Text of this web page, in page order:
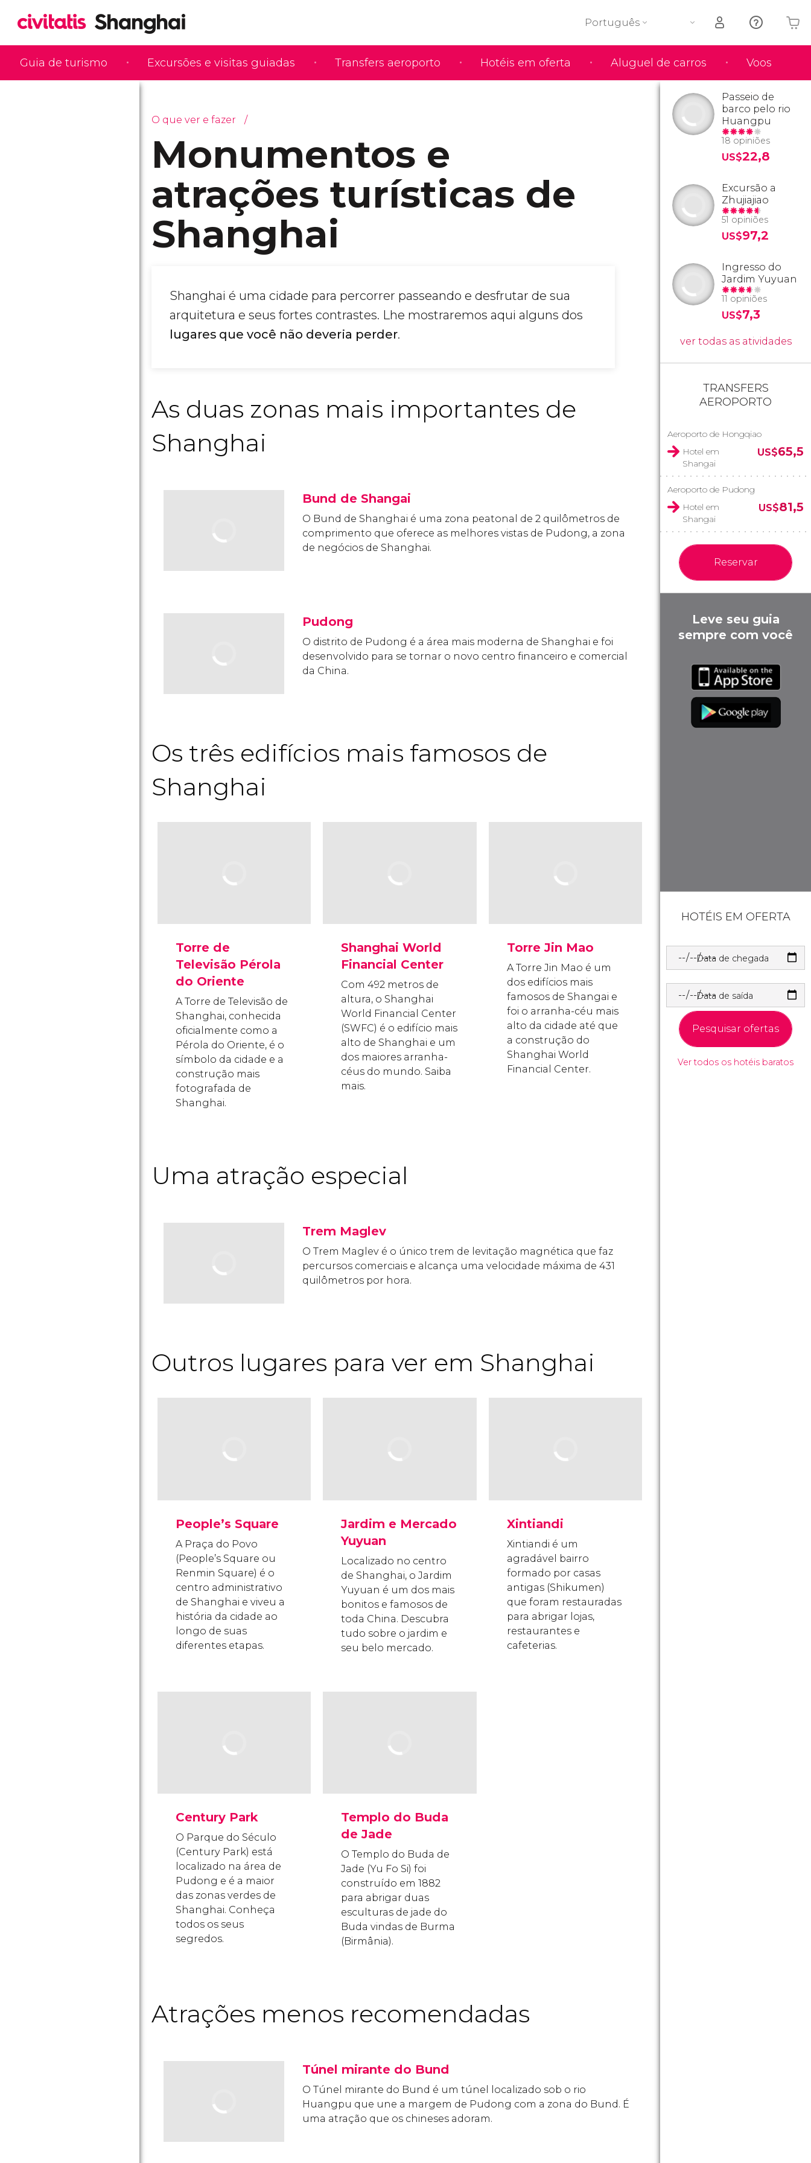
Guia de turismo Excursões e visitas guiadas Transfers aeroporto Hotéis em oferta Aluguel de carros Voos
Português
O seu carrinho está vazio
O que ver e fazer
Monumentos e
atrações turísticas de
Shanghai
Shanghai é uma cidade para percorrer passeando e desfrutar de sua
arquitetura e seus fortes contrastes. Lhe mostraremos aqui alguns dos
lugares que você não deveria perder.
As duas zonas mais importantes de
Shanghai
Bund de Shangai
O Bund de Shanghai é uma zona peatonal de 2 quilômetros de
comprimento que oferece as melhores vistas de Pudong, a zona
de negócios de Shanghai.
Pudong
O distrito de Pudong é a área mais moderna de Shanghai e foi
desenvolvido para se tornar o novo centro financeiro e comercial
da China.
Os três edifícios mais famosos de
Shanghai
Torre de
Televisão Pérola
do Oriente
A Torre de Televisão de
Shanghai, conhecida
oficialmente como a
Pérola do Oriente, é o
símbolo da cidade e a
construção mais
fotografada de
Shanghai.
Shanghai World
Financial Center
Com 492 metros de
altura, o Shanghai
World Financial Center
(SWFC) é o edifício mais
alto de Shanghai e um
dos maiores arranha-
céus do mundo. Saiba
mais.
Torre Jin Mao
A Torre Jin Mao é um
dos edifícios mais
famosos de Shangai e
foi o arranha-céu mais
alto da cidade até que
a construção do
Shanghai World
Financial Center.
Uma atração especial
Trem Maglev
O Trem Maglev é o único trem de levitação magnética que faz
percursos comerciais e alcança uma velocidade máxima de 431
quilômetros por hora.
Outros lugares para ver em Shanghai
People’s Square
A Praça do Povo
(People’s Square ou
Renmin Square) é o
centro administrativo
de Shanghai e viveu a
história da cidade ao
longo de suas
diferentes etapas.
Jardim e Mercado
Yuyuan
Localizado no centro
de Shanghai, o Jardim
Yuyuan é um dos mais
bonitos e famosos de
toda China. Descubra
tudo sobre o jardim e
seu belo mercado.
Xintiandi
Xintiandi é um
agradável bairro
formado por casas
antigas (Shikumen)
que foram restauradas
para abrigar lojas,
restaurantes e
cafeterias.
Century Park
O Parque do Século
(Century Park) está
localizado na área de
Pudong e é a maior
das zonas verdes de
Shanghai. Conheça
todos os seus
segredos.
Templo do Buda
de Jade
O Templo do Buda de
Jade (Yu Fo Si) foi
construído em 1882
para abrigar duas
esculturas de jade do
Buda vindas de Burma
(Birmânia).
Atrações menos recomendadas
Túnel mirante do Bund
O Túnel mirante do Bund é um túnel localizado sob o rio
Huangpu que une a margem de Pudong com a zona do Bund. É
uma atração que os chineses adoram.
Passeio de
barco pelo rio
Huangpu
18 opiniões
US$22,8
Excursão a
Zhujiajiao
51 opiniões
US$97,2
Ingresso do
Jardim Yuyuan
11 opiniões
US$7,3
ver todas as atividades
TRANSFERS
AEROPORTO
Aeroporto de Hongqiao
Hotel em
Shangai
US$65,5
Aeroporto de Pudong
Hotel em
Shangai
US$81,5
Reservar
Leve seu guia
sempre com você
HOTÉIS EM OFERTA
Data de chegada
Data de saída
Pesquisar ofertas
Ver todos os hotéis baratos